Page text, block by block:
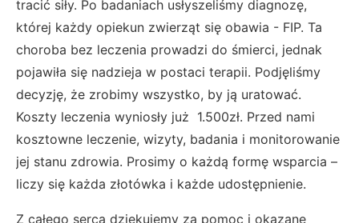
tracić siły. Po badaniach usłyszeliśmy diagnozę,
której każdy opiekun zwierząt się obawia - FIP. Ta
choroba bez leczenia prowadzi do śmierci, jednak
pojawiła się nadzieja w postaci terapii. Podjęliśmy
decyzję, że zrobimy wszystko, by ją uratować.
Koszty leczenia wyniosły już 1.500zł. Przed nami
kosztowne leczenie, wizyty, badania i monitorowanie
jej stanu zdrowia. Prosimy o każdą formę wsparcia –
liczy się każda złotówka i każde udostępnienie.
Z całego serca dziękujemy za pomoc i okazane